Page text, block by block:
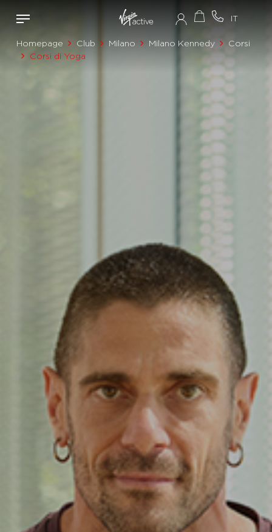
Homepage Club Milano Milano Kennedy
Corsi
Corsi di Yoga